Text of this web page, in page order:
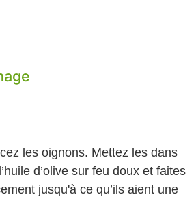
les oignons. Mettez les dans
d’olive sur feu doux et faites
jusqu'à ce qu’ils aient une